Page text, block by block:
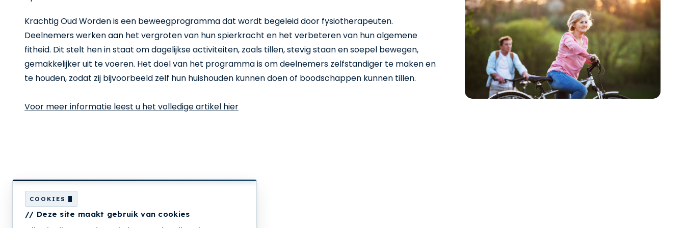
Krachtig Oud Worden is een beweegprogramma dat wordt begeleid door fysiotherapeuten.
Deelnemers werken aan het vergroten van hun spierkracht en het verbeteren van hun algemene
fitheid. Dit stelt hen in staat om dagelijkse activiteiten, zoals tillen, stevig staan en soepel bewegen,
gemakkelijker uit te voeren. Het doel van het programma is om deelnemers zelfstandiger te maken en
te houden, zodat zij bijvoorbeeld zelf hun huishouden kunnen doen of boodschappen kunnen tillen.
Voor meer informatie leest u het volledige artikel hier
Krachtig Ouder Worden is
COOKIES
// Deze site maakt gebruik van cookies